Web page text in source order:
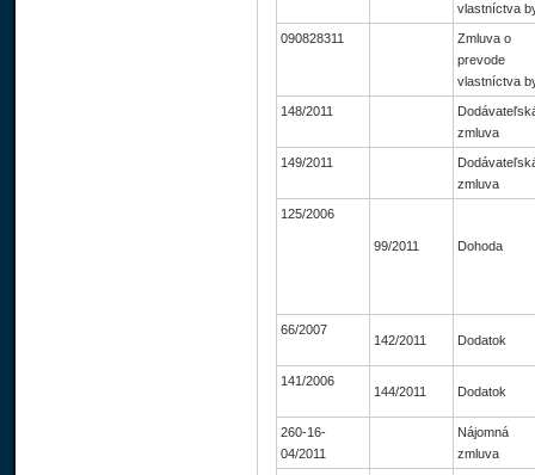
vlastníctva
090828311
Zmluva o
prevode
vlastníctva
148/2011
zmluva
149/2011
zmluva
125/2006
99/2011 Dohoda
66/2007
142/2011 Dodatok
141/2006
144/2011 Dodatok
260-16-
04/2011
Nájomná
zmluva